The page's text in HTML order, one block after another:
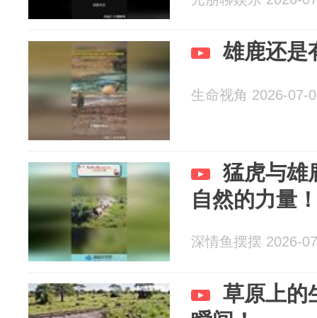
雄鹿还是
生命视角 2026-07-
猛虎与雄
自然的力量
深情鱼摆摆 2026-
草原上的